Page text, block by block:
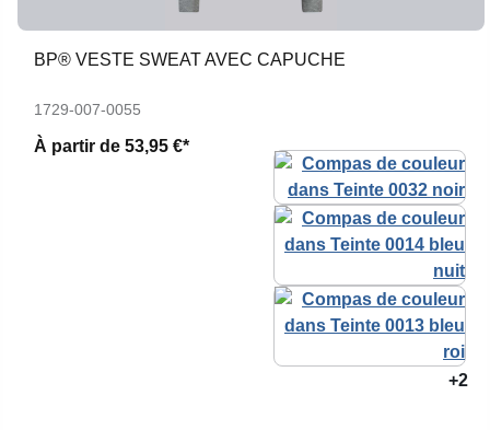
BP® VESTE SWEAT AVEC CAPUCHE
1729-007-0055
À partir de 53,95 €*
+2